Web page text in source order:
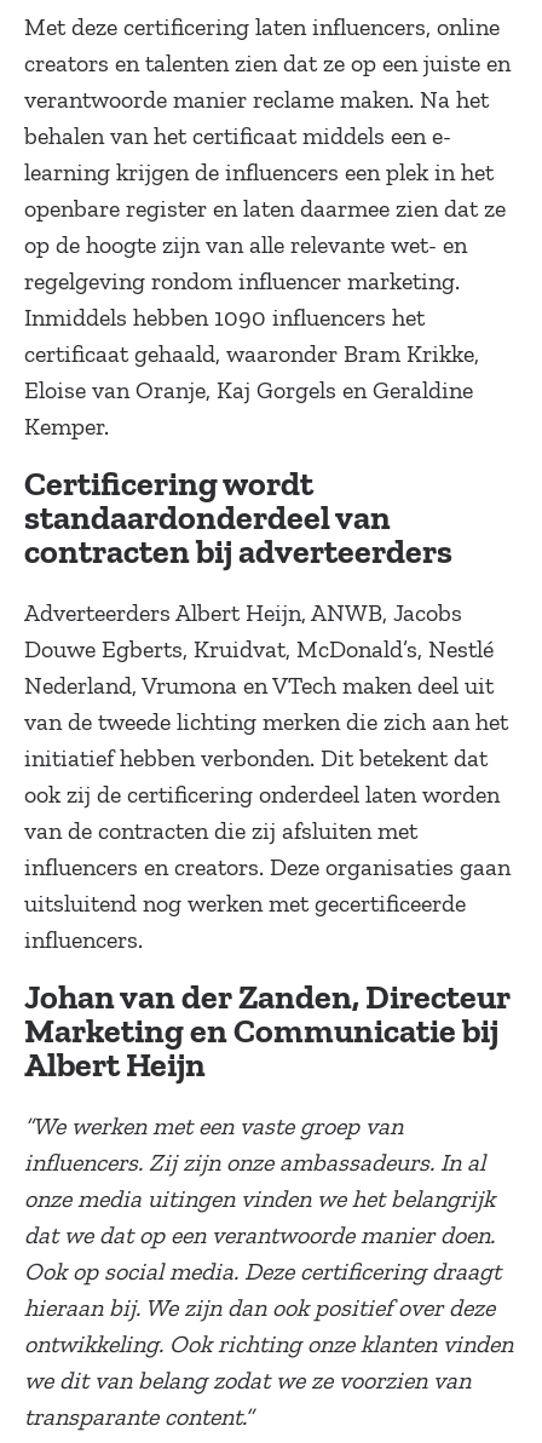
Met deze certificering laten influencers, online
creators en talenten zien dat ze op een juiste en
verantwoorde manier reclame maken. Na het
behalen van het certificaat middels een e-
learning krijgen de influencers een plek in het
openbare register en laten daarmee zien dat ze
op de hoogte zijn van alle relevante wet- en
regelgeving rondom influencer marketing.
Inmiddels hebben 1090 influencers het
certificaat gehaald, waaronder Bram Krikke,
Eloise van Oranje, Kaj Gorgels en Geraldine
Kemper.
Certificering wordt
standaardonderdeel van
contracten bij adverteerders
Adverteerders Albert Heijn, ANWB, Jacobs
Douwe Egberts, Kruidvat, McDonald’s, Nestlé
Nederland, Vrumona en VTech maken deel uit
van de tweede lichting merken die zich aan het
initiatief hebben verbonden. Dit betekent dat
ook zij de certificering onderdeel laten worden
van de contracten die zij afsluiten met
influencers en creators. Deze organisaties gaan
uitsluitend nog werken met gecertificeerde
influencers.
Johan van der Zanden, Directeur
Marketing en Communicatie bij
Albert Heijn
“We werken met een vaste groep van
influencers. Zij zijn onze ambassadeurs. In al
onze media uitingen vinden we het belangrijk
dat we dat op een verantwoorde manier doen.
Ook op social media. Deze certificering draagt
hieraan bij. We zijn dan ook positief over deze
ontwikkeling. Ook richting onze klanten vinden
we dit van belang zodat we ze voorzien van
transparante content.”